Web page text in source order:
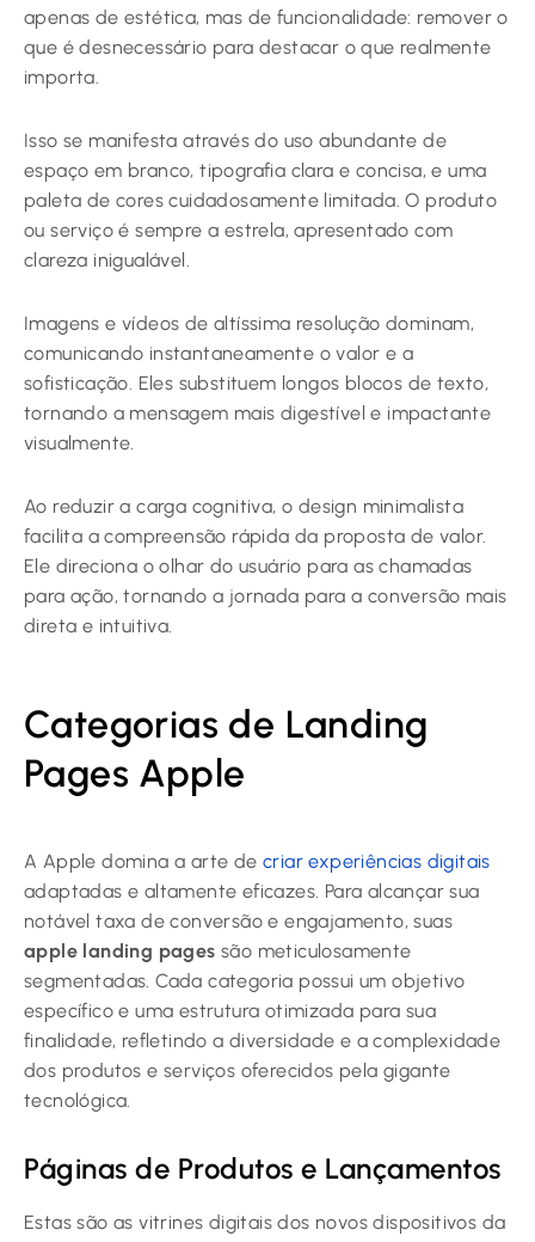
apenas de estética, mas de funcionalidade: remover o
que é desnecessário para destacar o que realmente
importa.
Isso se manifesta através do uso abundante de
espaço em branco, tipografia clara e concisa, e uma
paleta de cores cuidadosamente limitada. O produto
ou serviço é sempre a estrela, apresentado com
clareza inigualável.
Imagens e vídeos de altíssima resolução dominam,
comunicando instantaneamente o valor e a
sofisticação. Eles substituem longos blocos de texto,
tornando a mensagem mais digestível e impactante
visualmente.
Ao reduzir a carga cognitiva, o design minimalista
facilita a compreensão rápida da proposta de valor.
Ele direciona o olhar do usuário para as chamadas
para ação, tornando a jornada para a conversão mais
direta e intuitiva.
Categorias de Landing
Pages Apple
A Apple domina a arte de criar experiências digitais
adaptadas e altamente eficazes. Para alcançar sua
notável taxa de conversão e engajamento, suas
apple landing pages são meticulosamente
segmentadas. Cada categoria possui um objetivo
específico e uma estrutura otimizada para sua
finalidade, refletindo a diversidade e a complexidade
dos produtos e serviços oferecidos pela gigante
tecnológica.
Páginas de Produtos e Lançamentos
Estas são as vitrines digitais dos novos dispositivos da